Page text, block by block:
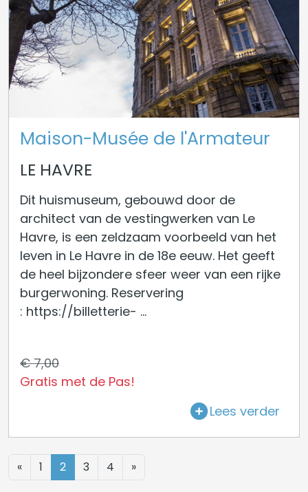
Maison-Musée de l'Armateur
LE HAVRE
Dit huismuseum, gebouwd door de
architect van de vestingwerken van Le
Havre, is een zeldzaam voorbeeld van het
leven in Le Havre in de 18e eeuw. Het geeft
de heel bijzondere sfeer weer van een rijke
burgerwoning. Reservering
: https://billetterie- ...
€ 7,00
Gratis met de Pas!
Lees verder
« 1 2 3 4 »